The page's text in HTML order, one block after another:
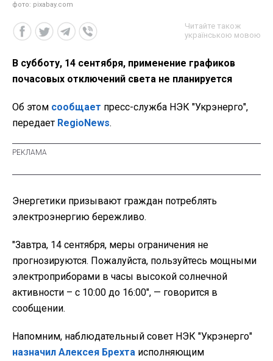
фото: pixabay.com
Читайте також
українською мовою
В субботу, 14 сентября, применение графиков
почасовых отключений света не планируется
Об этом сообщает пресс-служба НЭК "Укрэнерго",
передает RegioNews.
Энергетики призывают граждан потреблять
электроэнергию бережливо.
"Завтра, 14 сентября, меры ограничения не
прогнозируются. Пожалуйста, пользуйтесь мощными
электроприборами в часы высокой солнечной
активности – с 10:00 до 16:00", — говорится в
сообщении.
Напомним, наблюдательный совет НЭК "Укрэнерго"
назначил Алексея Брехта исполняющим